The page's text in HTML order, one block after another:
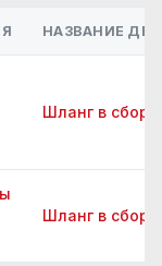
НАЗВАНИЕ
Шланг в сборе
Шланг в сборе